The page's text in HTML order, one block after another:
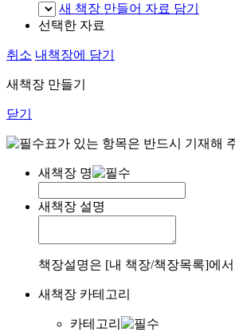
새 책장 만들어 자료 담기
선택한 자료
취소 내책장에 담기
새책장 만들기
닫기
표가 있는 항목은 반드시 기재해
새책장 명
새책장 설명
책장설명은 [내 책장/책장목록]에
새책장 카테고리
카테고리